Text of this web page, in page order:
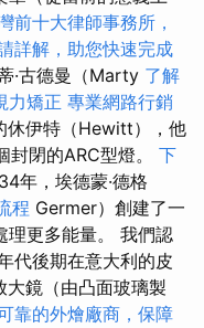
前十大律師事務所，
詳解，助您快速完成
·古德曼（Marty 了解
力矯正 專業網路行銷
休伊特（Hewitt），他
封閉的ARC型燈。 下
年，埃德蒙·德格
程 Germer）創建了一
理更多能量。 我們認
代後期在意大利的皮
鏡（由凸面玻璃製
靠的外燴廠商，保障